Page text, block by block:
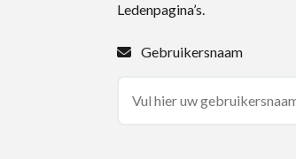
Ledenpagina’s.
Gebruikersnaam